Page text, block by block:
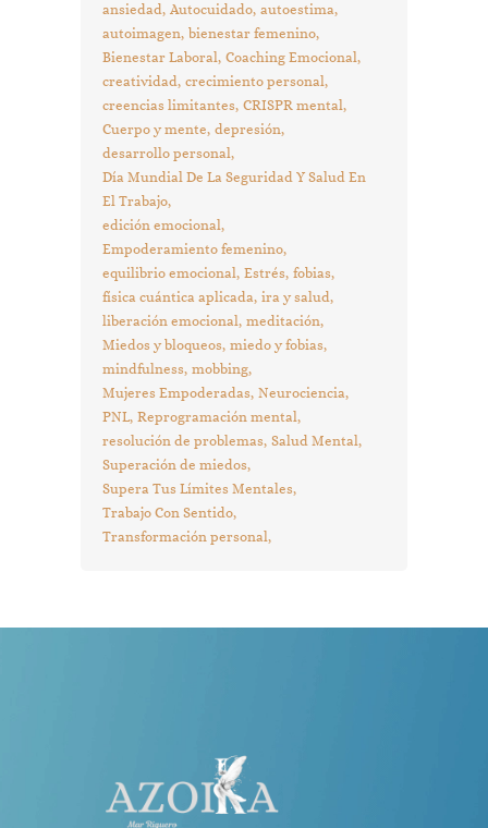
ansiedad Autocuidado autoestima
autoimagen bienestar femenino
Bienestar Laboral Coaching Emocional
creatividad crecimiento personal
creencias limitantes CRISPR mental
Cuerpo y mente depresión
desarrollo personal
Día Mundial De La Seguridad Y Salud En
El Trabajo
edición emocional
Empoderamiento femenino
equilibrio emocional Estrés fobias
física cuántica aplicada ira y salud
liberación emocional meditación
Miedos y bloqueos miedo y fobias
mindfulness mobbing
Mujeres Empoderadas Neurociencia
PNL Reprogramación mental
resolución de problemas Salud Mental
Superación de miedos
Supera Tus Límites Mentales
Trabajo Con Sentido
Transformación personal